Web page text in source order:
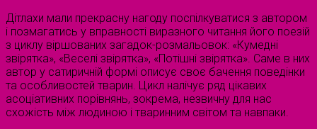
Дітлахи мали прекрасну нагоду поспілкуватися з автором
і позмагатись у вправності виразного читання його поезій
з циклу віршованих загадок-розмальовок: «Кумедні
звірятка», «Веселі звірятка», «Потішні звірятка». Саме в них
автор у сатиричній формі описує своє бачення поведінки
та особливостей тварин. Цикл налічує ряд цікавих
асоціативних порівнянь, зокрема, незвичну для нас
схожість між людиною і тваринним світом та навпаки.